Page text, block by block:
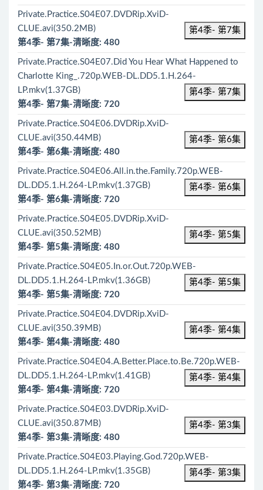
Private.Practice.S04E07.DVDRip.XviD-
CLUE.avi(350.2MB)
第4季- 第7集
第4季- 第7集-清晰度: 480
Private.Practice.S04E07.Did You Hear What Happened to
Charlotte King_.720p.WEB-DL.DD5.1.H.264-
LP.mkv(1.37GB)
第4季- 第7集
第4季- 第7集-清晰度: 720
Private.Practice.S04E06.DVDRip.XviD-
CLUE.avi(350.44MB)
第4季- 第6集
第4季- 第6集-清晰度: 480
Private.Practice.S04E06.All.in.the.Family.720p.WEB-
DL.DD5.1.H.264-LP.mkv(1.37GB)
第4季- 第6集
第4季- 第6集-清晰度: 720
Private.Practice.S04E05.DVDRip.XviD-
CLUE.avi(350.52MB)
第4季- 第5集
第4季- 第5集-清晰度: 480
Private.Practice.S04E05.In.or.Out.720p.WEB-
DL.DD5.1.H.264-LP.mkv(1.36GB)
第4季- 第5集
第4季- 第5集-清晰度: 720
Private.Practice.S04E04.DVDRip.XviD-
CLUE.avi(350.39MB)
第4季- 第4集
第4季- 第4集-清晰度: 480
Private.Practice.S04E04.A.Better.Place.to.Be.720p.WEB-
DL.DD5.1.H.264-LP.mkv(1.41GB)
第4季- 第4集
第4季- 第4集-清晰度: 720
Private.Practice.S04E03.DVDRip.XviD-
CLUE.avi(350.87MB)
第4季- 第3集
第4季- 第3集-清晰度: 480
Private.Practice.S04E03.Playing.God.720p.WEB-
DL.DD5.1.H.264-LP.mkv(1.35GB)
第4季- 第3集
第4季- 第3集-清晰度: 720